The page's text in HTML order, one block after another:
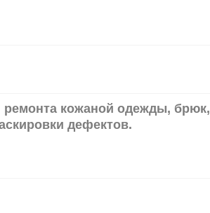
ремонта кожаной одежды, брюк,
дефектов.